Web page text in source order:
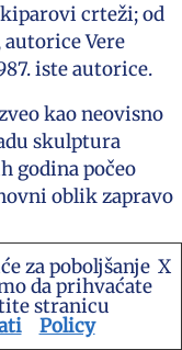
crteži; od
Vere
iste autorice.
kao neovisno
skulptura
godina počeo
oblik zapravo
impulsom i
i stvaralačka
za poboljšanje
da prihvaćate
stranicu
X
Policy